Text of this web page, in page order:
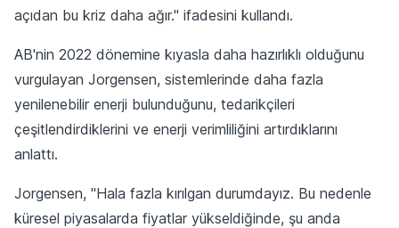
açıdan bu kriz daha ağır." ifadesini kullandı.
AB'nin 2022 dönemine kıyasla daha hazırlıklı olduğunu
vurgulayan Jorgensen, sistemlerinde daha fazla
yenilenebilir enerji bulunduğunu, tedarikçileri
çeşitlendirdiklerini ve enerji verimliliğini artırdıklarını
anlattı.
Jorgensen, "Hala fazla kırılgan durumdayız. Bu nedenle
küresel piyasalarda fiyatlar yükseldiğinde, şu anda